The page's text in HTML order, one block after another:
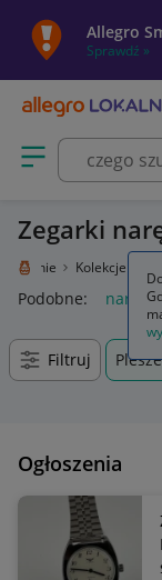
Allegro
Sprawdź »
Otwórz menu z
Zegarki
Lokalnie Kolekcje i
Podobne:
Filtruj
Ogłoszenia